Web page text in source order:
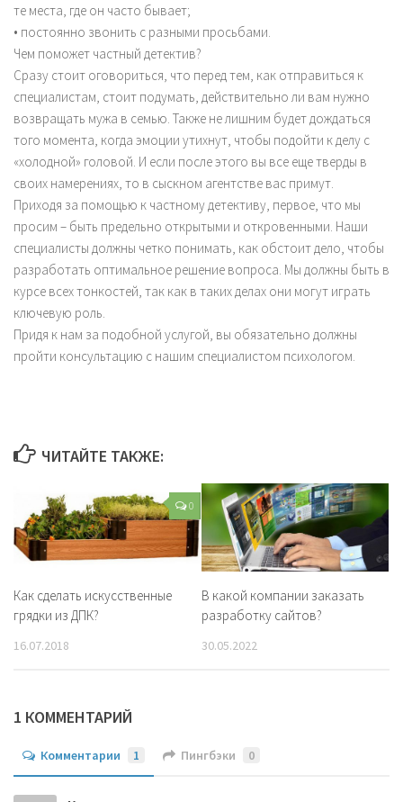
те места, где он часто бывает;
• постоянно звонить с разными просьбами.
Чем поможет частный детектив?
Сразу стоит оговориться, что перед тем, как отправиться к
специалистам, стоит подумать, действительно ли вам нужно
возвращать мужа в семью. Также не лишним будет дождаться
того момента, когда эмоции утихнут, чтобы подойти к делу с
«холодной» головой. И если после этого вы все еще тверды в
своих намерениях, то в сыскном агентстве вас примут.
Приходя за помощью к частному детективу, первое, что мы
просим – быть предельно открытыми и откровенными. Наши
специалисты должны четко понимать, как обстоит дело, чтобы
разработать оптимальное решение вопроса. Мы должны быть в
курсе всех тонкостей, так как в таких делах они могут играть
ключевую роль.
Придя к нам за подобной услугой, вы обязательно должны
пройти консультацию с нашим специалистом психологом.
ЧИТАЙТЕ ТАКЖЕ:
0
Как сделать искусственные
грядки из ДПК?
16.07.2018
В какой компании заказать
разработку сайтов?
30.05.2022
1 КОММЕНТАРИЙ
Комментарии 1 Пингбэки 0